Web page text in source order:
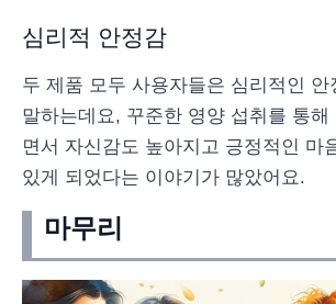
심리적 안정감
두 제품 모두 사용자들은 심리적인 안
말하는데요, 꾸준한 영양 섭취를 통해
면서 자신감도 높아지고 긍정적인 마
있게 되었다는 이야기가 많았어요.
마무리